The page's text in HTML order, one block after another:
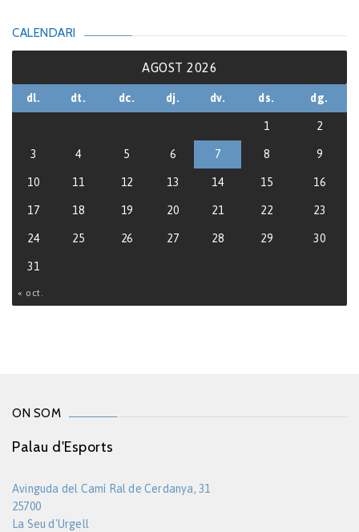
CALENDARI
AGOST 2026
dl. dt. dc. dj. dv. ds. dg.
« oct.
1 2
3 4 5 6 7 8 9
10 11 12 13 14 15 16
17 18 19 20 21 22 23
24 25 26 27 28 29 30
31
ON SOM
Palau d'Esports
Avinguda del Camí Ral de Cerdanya, 31
25700
La Seu d'Urgell